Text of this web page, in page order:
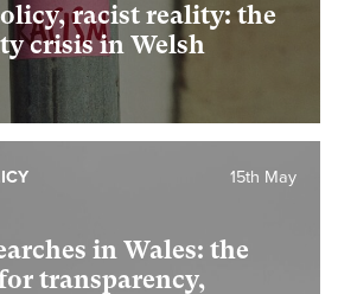
racist reality: the
crisis in Welsh
in Wales: the
transparency,
15th May